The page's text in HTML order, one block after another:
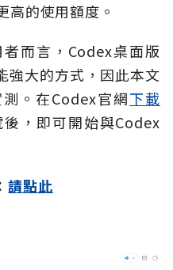
高的使用額度。
而言，Codex桌面版
強大的方式，因此本文
。在Codex官網下載
，即可開始與Codex
請點此